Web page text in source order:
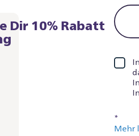
Dir 10% Rabatt
*
Mehr